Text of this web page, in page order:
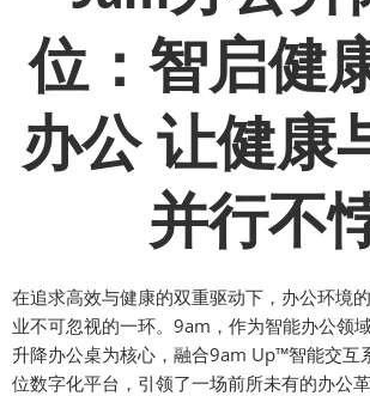
位：智启健
办公让健康
并行不
在追求高效与健康的双重驱动下，办公环境
业不可忽视的一环。9am，作为智能办公领
升降办公桌为核心，融合9am Up™智能交
位数字化平台，引领了一场前所未有的办公革